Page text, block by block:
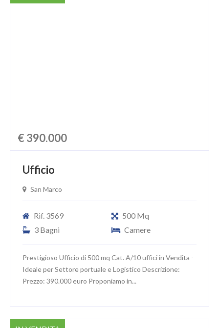
€ 390.000
Ufficio
San Marco
Rif. 3569
500 Mq
3 Bagni
Camere
Prestigioso Ufficio di 500 mq Cat. A/10 uffici in Vendita -
Ideale per Settore portuale e Logistico Descrizione:
Prezzo: 390.000 euro Proponiamo in...